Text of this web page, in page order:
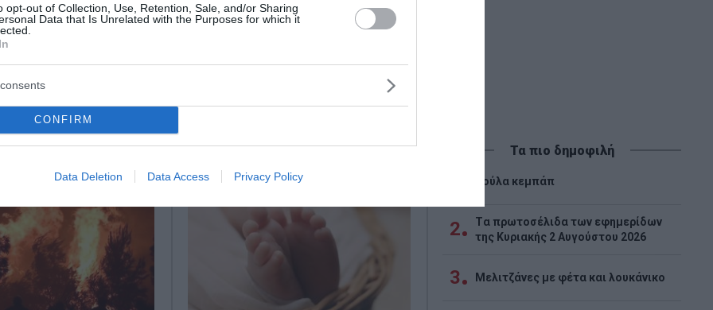
opt-out of Collection, Use, Retention, Sale, and/or Sharing
Data that Is Unrelated with the Purposes for which it
CONFIRM
Data Deletion Data Access Privacy Policy
Lykavitos.gr στο Google News
όλες τις ειδήσεις
Τα πιο δημοφιλή
Λούλα κεμπάπ
2
Tα πρωτοσέλιδα των εφημερίδων
της Κυριακής 2 Αυγούστου 2026
3 Μελιτζάνες με φέτα και λουκάνικο